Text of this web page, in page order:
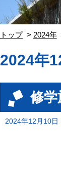
トップ 2024年
2024年
修
2024年12月10日